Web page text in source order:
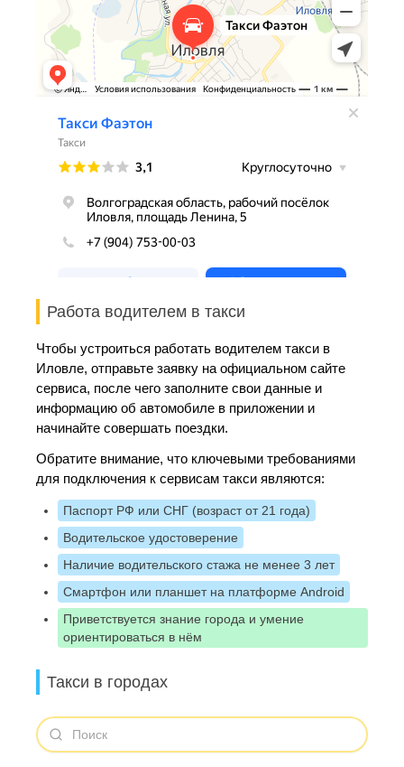
Работа водителем в такси
Чтобы устроиться работать водителем такси в
Иловле, отправьте заявку на официальном сайте
сервиса, после чего заполните свои данные и
информацию об автомобиле в приложении и
начинайте совершать поездки.
Обратите внимание, что ключевыми требованиями
для подключения к сервисам такси являются:
Паспорт РФ или СНГ (возраст от 21 года)
Водительское удостоверение
Наличие водительского стажа не менее 3 лет
Смартфон или планшет на платформе Android
Приветствуется знание города и умение
ориентироваться в нём
Такси в городах